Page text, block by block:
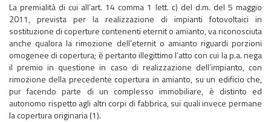
La premialità di cui all’art. 14 comma 1 lett. c) del d.m. del 5 maggio
2011, prevista per la realizzazione di impianti fotovoltaici in
sostituzione di coperture contenenti eternit o amianto, va riconosciuta
anche qualora la rimozione dell’eternit o amianto riguardi porzioni
omogenee di copertura; è pertanto illegittimo l’atto con cui la p.a. nega
il premio in questione in caso di realizzazione dell’impianto, con
rimozione della precedente copertura in amianto, su un edificio che,
pur facendo parte di un complesso immobiliare, è distinto ed
autonomo rispetto agli altri corpi di fabbrica, sui quali invece permane
la copertura originaria (1).